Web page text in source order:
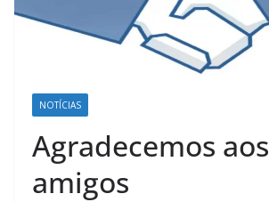
NOTÍCIAS
Agradecemos aos
amigos